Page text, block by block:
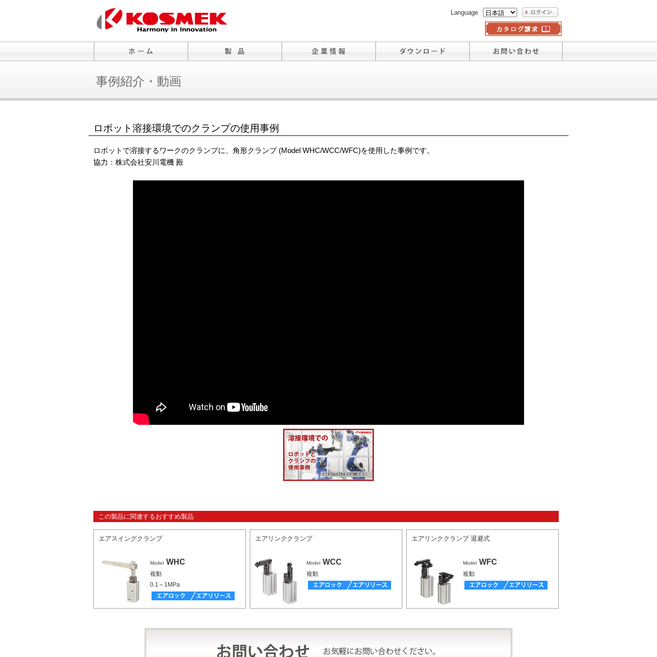
Language
事例紹介・動画
ロボット溶接環境でのクランプの使用事例
ロボットで溶接するワークのクランプに、角形クランプ (Model WHC/WCC/WFC)を使用した事例です。
協力：株式会社安川電機 殿
この製品に関連するおすすめ製品
エアスイングクランプ
Model WHC
複動
0.1～1MPa
エアリンククランプ
Model WCC
複動
エアリンククランプ 退避式
Model WFC
複動